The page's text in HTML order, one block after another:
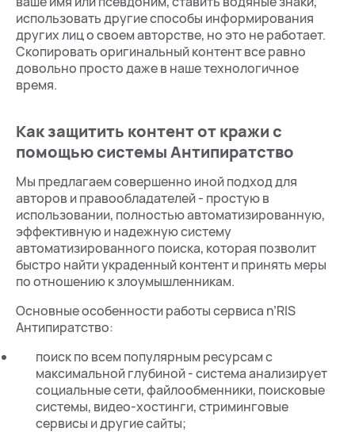
использовать другие способы информирования
других лиц о своем авторстве, но это не работает.
Скопировать оригинальный контент все равно
довольно просто даже в наше технологичное
время.
Как защитить контент от кражи с
помощью системы Антипиратство
Мы предлагаем совершенно иной подход для
авторов и правообладателей - простую в
использовании, полностью автоматизированную,
эффективную и надежную систему
автоматизированного поиска, которая позволит
быстро найти украденный контент и принять меры
по отношению к злоумышленникам.
Основные особенности работы сервиса n’RIS
Антипиратство:
поиск по всем популярным ресурсам с
максимальной глубиной - система анализирует
социальные сети, файлообменники, поисковые
системы, видео-хостинги, стриминговые
сервисы и другие сайты;